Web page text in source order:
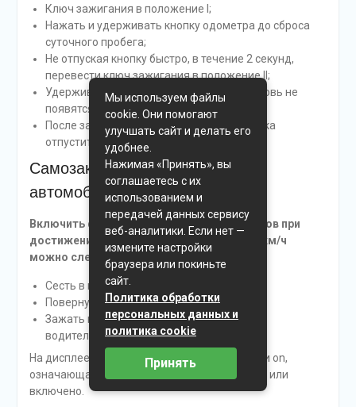
Ключ зажигания в положение I;
Нажать и удерживать кнопку одометра до сброса
суточного пробега;
Не отпуская кнопку быстро, в течение 2 секунд,
перевести ключ зажигания в положение II;
Удерживать кнопку, пока на одометре вновь не
появятся цифры суточного пробега;
После загорания оранжевого треугольника
отпустить кнопку сброса.
Самозакрывание замков на
автомобилях Volvo
Включить функцию самозакрывания замков при
достижении автомобилем скорости 7-10 км/ч
можно следующим способом:
Сесть в машину и захлопнуть двери;
Повернуть ключ в положение II;
Зажать и держать кнопку, запирающую
водительскую дверь.
На дисплее высветится надпись ***** off или on,
означающая, что автозапирание выключено или
включено.
Мы используем файлы
cookie. Они помогают
улучшать сайт и делать его
удобнее.
Нажимая «Принять», вы
соглашаетесь с их
использованием и
передачей данных сервису
веб-аналитики. Если нет —
измените настройки
браузера или покиньте
сайт.
Политика обработки
персональных данных и
политика cookie
Принять